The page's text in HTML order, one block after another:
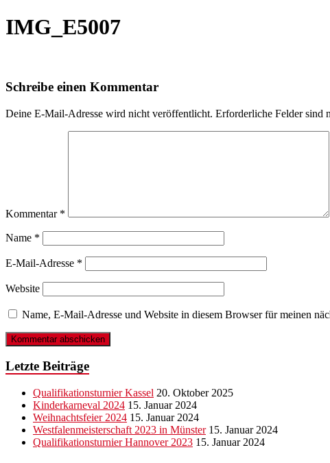
IMG_E5007
Schreibe einen Kommentar
Deine E-Mail-Adresse wird nicht veröffentlicht. Erforderliche Felder sind
Kommentar *
Name *
E-Mail-Adresse *
Website
Name, E-Mail-Adresse und Website in diesem Browser für meinen
Letzte Beiträge
Qualifikationsturnier Kassel 20. Oktober 2025
Kinderkarneval 2024 15. Januar 2024
Weihnachtsfeier 2024 15. Januar 2024
Westfalenmeisterschaft 2023 in Münster 15. Januar 2024
Qualifikationsturnier Hannover 2023 15. Januar 2024